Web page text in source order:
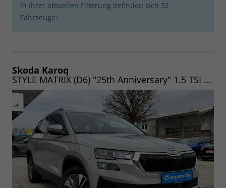
In Ihrer aktuellen Filterung befinden sich 32
Fahrzeuge:
Skoda Karoq
STYLE MATRIX (D6) "25th Anniversary" 1.5 TSI 150 DSG (Lager) MATRIX|NAV|WINTER|AHK|UVM.